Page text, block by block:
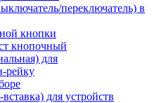
переключатель) в
кнопки
кнопочный
для
рейку
для устройств